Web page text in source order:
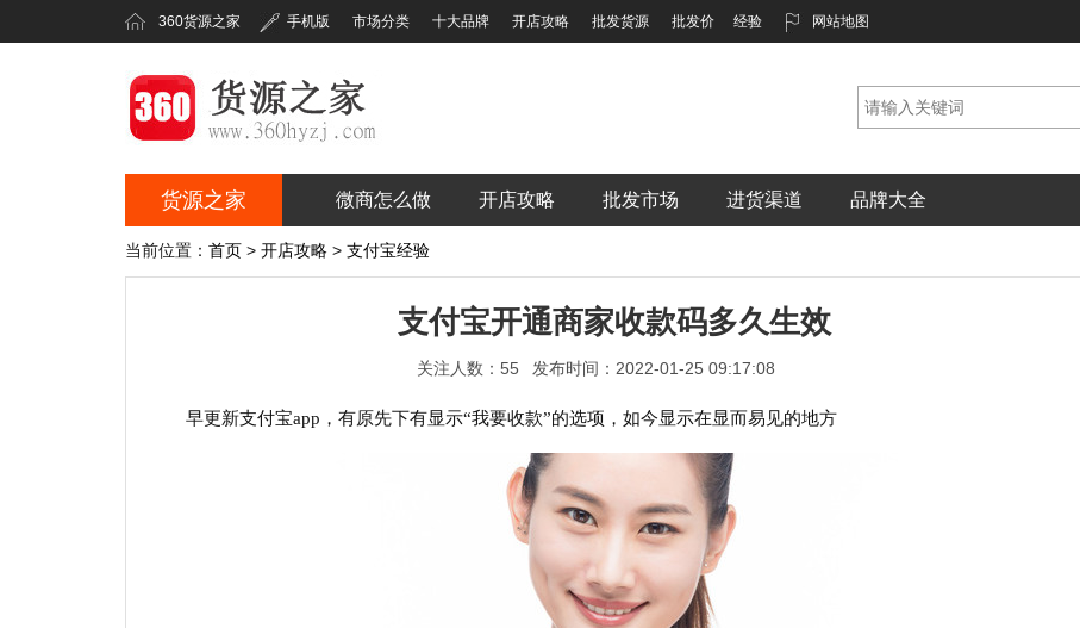
360货源之家 手机版 市场分类 十大品牌 开店攻略 批发货源 批发价 经验 网站地图
360货源之家
货源之家 微商怎么做 开店攻略 批发市场 进货渠道 品牌大全
当前位置： 首页> 开店攻略> 支付宝经验
支付宝开通商家收款码多久生效
关注人数：55 发布时间：2022-01-25 09:17:08
早更新支付宝app，有原先下有显示“我要收款”的选项，如今显示在显而易见的地方